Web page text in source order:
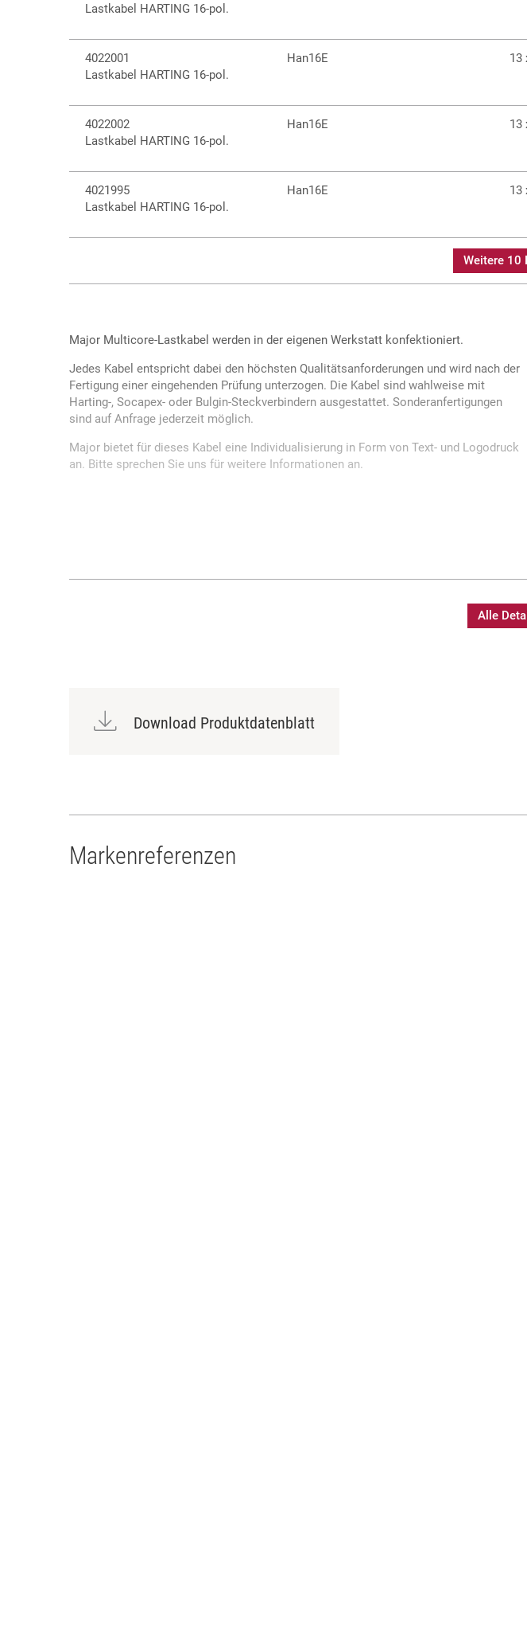
Lastkabel HARTING 16-pol.
4022001
Lastkabel HARTING 16-pol.
Han16E 13
4022002
Lastkabel HARTING 16-pol.
Han16E 13
4021995
Lastkabel HARTING 16-pol.
Han16E 13
Weitere 10
Major Multicore-Lastkabel werden in der eigenen Werkstatt konfektioniert.
Jedes Kabel entspricht dabei den höchsten Qualitätsanforderungen und wird nach der
Fertigung einer eingehenden Prüfung unterzogen. Die Kabel sind wahlweise mit
Harting-, Socapex- oder Bulgin-Steckverbindern ausgestattet. Sonderanfertigungen
sind auf Anfrage jederzeit möglich.
Major bietet für dieses Kabel eine Individualisierung in Form von Text- und Logodruck
an. Bitte sprechen Sie uns für weitere Informationen an.
Alle
Download Produktdatenblatt
Markenreferenzen